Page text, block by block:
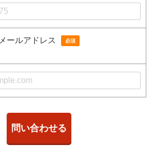
メールアドレス 必須